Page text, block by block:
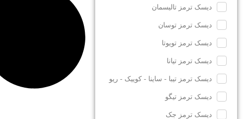
دیسک ترمز تالیسمان
دیسک ترمز توسان
دیسک ترمز تویوتا
دیسک ترمز تیانا
دیسک ترمز تیبا - ساینا - کوییک - ریو
دیسک ترمز تیگو
دیسک ترمز جک